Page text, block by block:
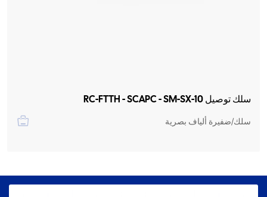
سلك توصيل RC-FTTH - SCAPC - SM-SX-10
سلك/ضفيرة ألياف بصرية